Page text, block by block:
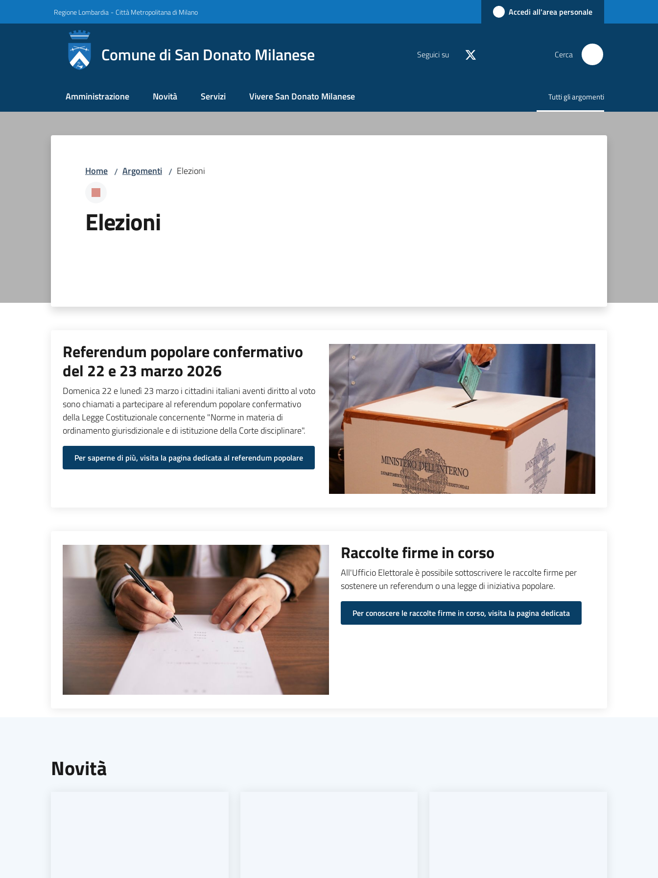
Regione Lombardia -Città Metropolitana di Milano Accedi all'area personale
Comune di San Donato Milanese Seguici su Cerca
Amministrazione Novità Servizi Vivere San Donato Milanese Tutti gli argomenti
Menu selezionato
Home / Argomenti / Elezioni
Elezioni
Referendum popolare confermativo
del 22 e 23 marzo 2026
Domenica 22 e lunedì 23 marzo i cittadini italiani aventi diritto al voto
sono chiamati a partecipare al referendum popolare confermativo
della Legge Costituzionale concernente "Norme in materia di
ordinamento giurisdizionale e di istituzione della Corte disciplinare".
Per saperne di più, visita la pagina dedicata al referendum popolare
Raccolte firme in corso
All'Ufficio Elettorale è possibile sottoscrivere le raccolte firme per
sostenere un referendum o una legge di iniziativa popolare.
Per conoscere le raccolte firme in corso, visita la pagina dedicata
Novità